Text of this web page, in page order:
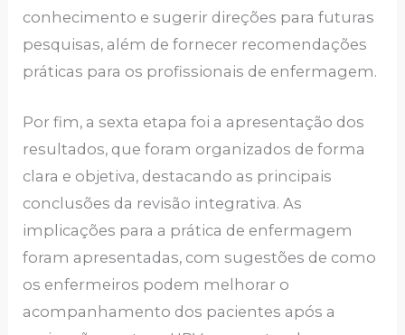
conhecimento e sugerir direções para futuras
pesquisas, além de fornecer recomendações
práticas para os profissionais de enfermagem.
Por fim, a sexta etapa foi a apresentação dos
resultados, que foram organizados de forma
clara e objetiva, destacando as principais
conclusões da revisão integrativa. As
implicações para a prática de enfermagem
foram apresentadas, com sugestões de como
os enfermeiros podem melhorar o
acompanhamento dos pacientes após a